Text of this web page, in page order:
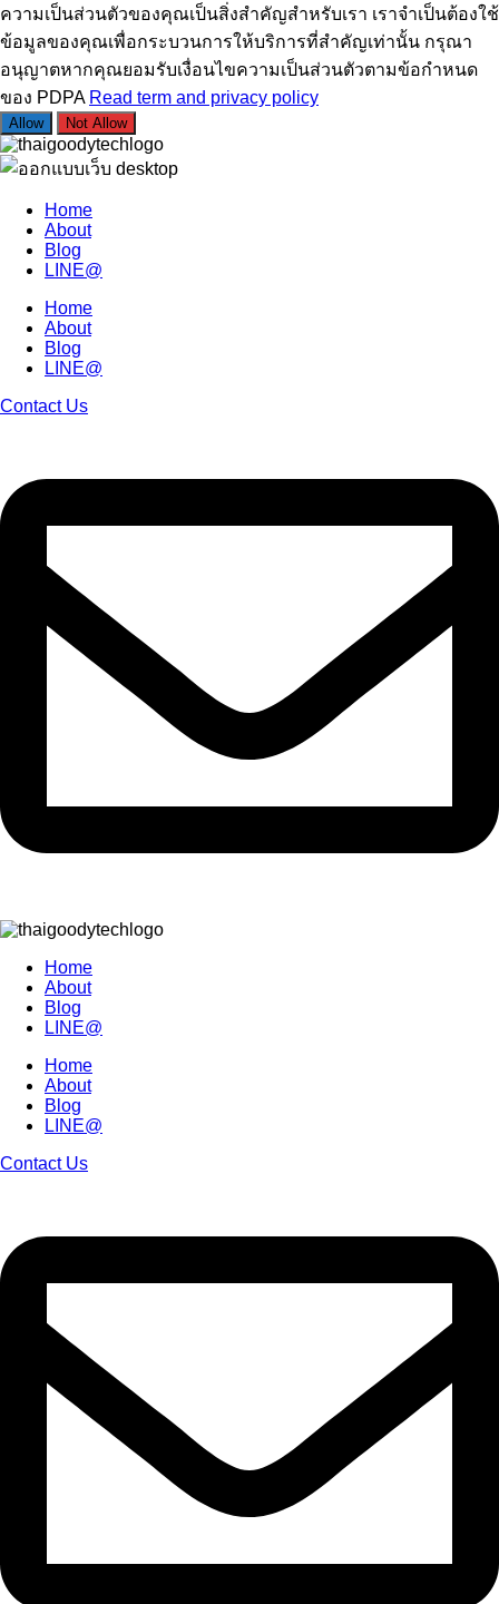
ความเป็นส่วนตัวของคุณเป็นสิ่งสำคัญสำหรับเรา เราจำเป็นต้องใช้
ข้อมูลของคุณเพื่อกระบวนการให้บริการที่สำคัญเท่านั้น กรุณา
อนุญาตหากคุณยอมรับเงื่อนไขความเป็นส่วนตัวตามข้อกำหนด
ของ PDPA Read term and privacy policy
Allow Not Allow
Home
About
Blog
LINE@
Home
About
Blog
LINE@
Contact Us
Home
About
Blog
LINE@
Home
About
Blog
LINE@
Contact Us